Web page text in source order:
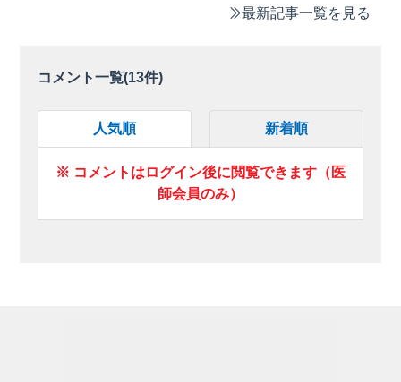
最新記事一覧を見る
コメント一覧(13件)
人気順 新着順
※ コメントはログイン後に閲覧できます（医
師会員のみ）